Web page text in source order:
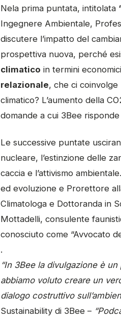
Nela prima puntata, intitolata
Ingegnere Ambientale,
discutere l’impatto del
prospettiva nuova, perché
climatico in termini
relazionale, che ci coinvolge
climatico? L’aumento della
domande a cui 3Bee
Le successive puntate
nucleare, l’estinzione delle
caccia e l’attivismo
ed evoluzione e Prorettore
Climatologa e Dottoranda in
Mottadelli, consulente
conosciuto come “Avvocato
.
“In 3Bee la divulgazione è
abbiamo voluto creare un
dialogo costruttivo
Sustainability di 3Bee –